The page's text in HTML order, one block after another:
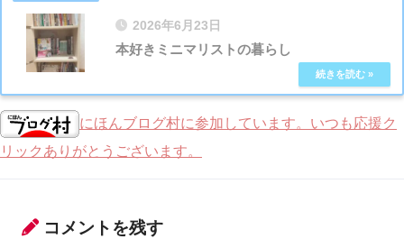
2026年6月23日
本好きミニマリストの暮らし
にほんブログ村に参加しています。いつも応援ク
リックありがとうございます。
コメントを残す